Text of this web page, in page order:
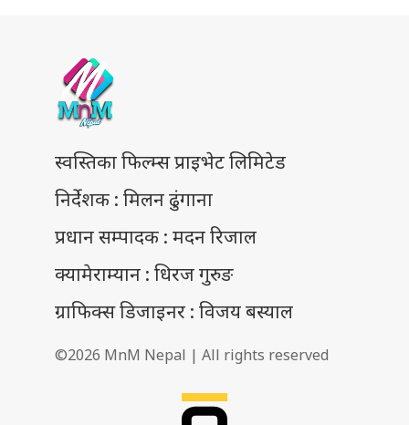
स्वस्तिका फिल्म्स प्राइभेट लिमिटेड
निर्देशक : मिलन ढुंगाना
प्रधान सम्पादक : मदन रिजाल
क्यामेराम्यान : धिरज गुरुङ
ग्राफिक्स डिजाइनर : विजय बस्याल
©2026 MnM Nepal | All rights reserved